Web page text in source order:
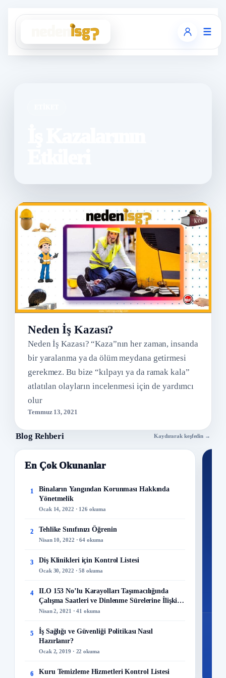
☰
Neden İş Kazası?
Neden İş Kazası? “Kaza”nın her zaman, insanda
bir yaralanma ya da ölüm meydana getirmesi
gerekmez. Bu bize “kılpayı ya da ramak kala”
atlatılan olayların incelenmesi için de yardımcı
olur
Temmuz 13, 2021
Blog Rehberi Kaydırarak keşfedin →
En Çok Okunanlar
1
Binaların Yangından Korunması Hakkında
Yönetmelik
Ocak 14, 2022 · 126 okuma
2 Tehlike Sınıfınızı Öğrenin
Nisan 10, 2022 · 64 okuma
3 Diş Klinikleri için Kontrol Listesi
Ocak 30, 2022 · 58 okuma
4
ILO 153 No’lu Karayolları Taşımacılığında
Çalışma Saatleri ve Dinlenme Sürelerine İlişkin
Sözleşme
Nisan 2, 2021 · 41 okuma
5
İş Sağlığı ve Güvenliği Politikası Nasıl
Hazırlanır?
Ocak 2, 2019 · 22 okuma
6 Kuru Temizleme Hizmetleri Kontrol Listesi